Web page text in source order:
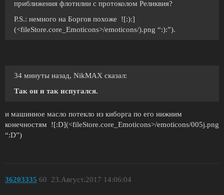
приближения флотилии с протоколом Реликвия?
P.S.: немного на Боргов похоже ![:):]
(<fileStore.core_Emoticons>/emoticons/).png “:):”).
34 минуты назад, NikMAX сказал:
Так он и так испугался.
и машинное масло потекло из киборга по его нижним
конечностям ![:D](<fileStore.core_Emoticons>/emoticons/005j.png
“:D”)
36203335 23.Август.2017 14:06:04
60